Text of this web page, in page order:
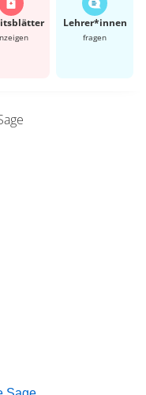
Lehrer*​innen
fragen